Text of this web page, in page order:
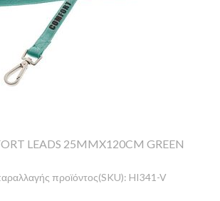
LEADS 25MMX120CM GREEN
προϊόντος(SKU): HI341-V